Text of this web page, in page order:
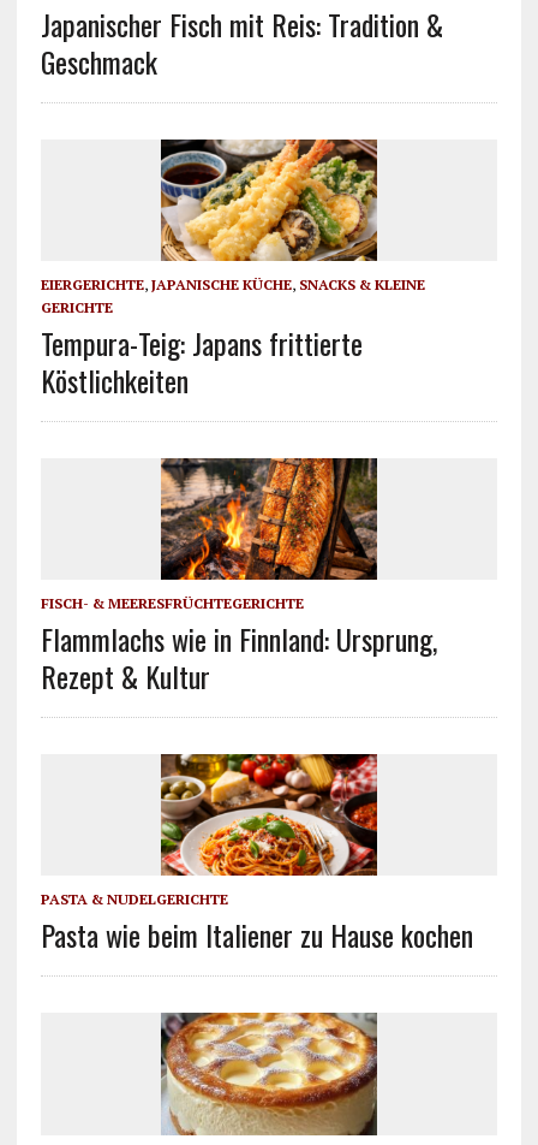
Japanischer Fisch mit Reis: Tradition &
Geschmack
EIERGERICHTE, JAPANISCHE KÜCHE, SNACKS & KLEINE
GERICHTE
Tempura-Teig: Japans frittierte
Köstlichkeiten
FISCH- & MEERESFRÜCHTEGERICHTE
Flammlachs wie in Finnland: Ursprung,
Rezept & Kultur
PASTA & NUDELGERICHTE
Pasta wie beim Italiener zu Hause kochen